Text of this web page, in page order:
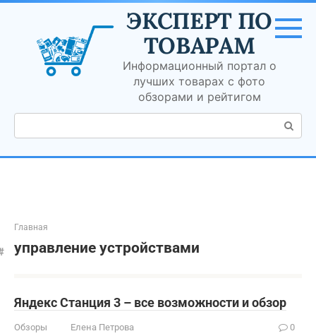
Перейти
контенту
ЭКСПЕРТ ПО
ТОВАРАМ
Информационный портал о
лучших товарах с фото
обзорами и рейтигом
Поиск:
Главная
управление устройствами
Яндекс Станция 3 – все возможности и обзор
Обзоры Елена Петрова 0